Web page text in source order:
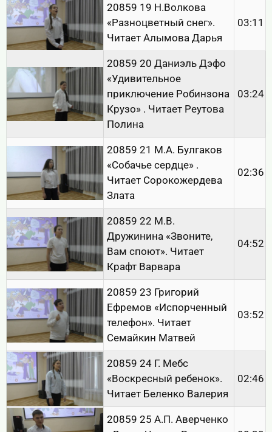
20859 19 Н.Волкова
«Разноцветный снег».
Читает Алымова Дарья
03:11
20859 20 Даниэль Дэфо
«Удивительное
приключение Робинзона
Крузо» . Читает Реутова
Полина
03:24
20859 21 М.А. Булгаков
«Собачье сердце» .
Читает Сорокожердева
Злата
02:36
20859 22 М.В.
Дружинина «Звоните,
Вам споют». Читает
Крафт Варвара
04:52
20859 23 Григорий
Ефремов «Испорченный
телефон». Читает
Семайкин Матвей
03:52
20859 24 Г. Мебс
«Воскресный ребенок».
Читает Беленко Валерия
02:46
20859 25 А.П. Аверченко